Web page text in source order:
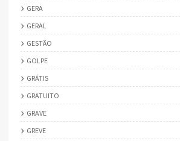
GERA
GERAL
GESTÃO
GOLPE
GRÁTIS
GRATUITO
GRAVE
GREVE